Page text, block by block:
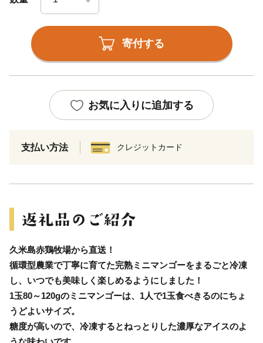
寄付する
お気に入りに追加する
支払い方法 クレジットカード
久米島赤鶏牧場から直送！
循環型農業で丁寧に育てた完熟ミニマンゴーをまるごと冷凍
し、いつでも美味しく楽しめるようにしました！
1玉80～120gのミニマンゴーは、1人で1玉食べきるのにちょ
うどよいサイズ。
糖度が高いので、冷凍するとねっとりした濃厚なアイスのよ